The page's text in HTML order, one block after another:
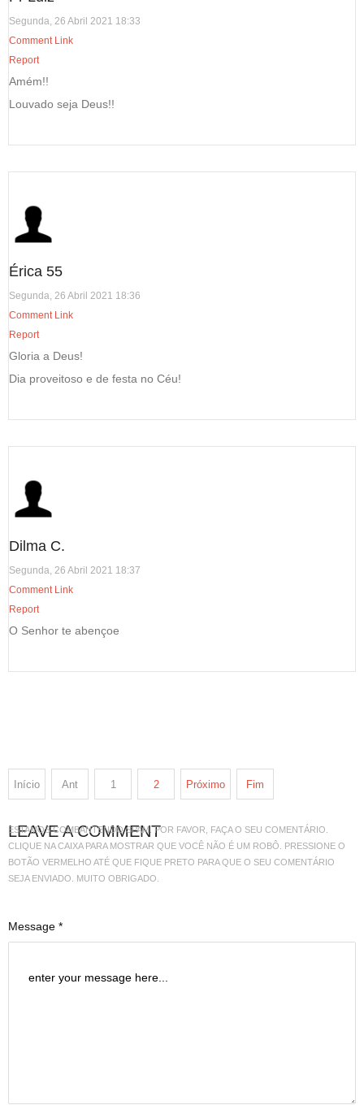
Segunda, 26 Abril 2021 18:33
Comment Link
Report
Amém!!
Louvado seja Deus!!
Érica 55
Segunda, 26 Abril 2021 18:36
Comment Link
Report
Gloria a Deus!
Dia proveitoso e de festa no Céu!
Dilma C.
Segunda, 26 Abril 2021 18:37
Comment Link
Report
O Senhor te abençoe
Início Ant 1 2 Próximo Fim
LEAVE A COMMENT
ESTAMOS COMBANTENDO SPAM. POR FAVOR, FAÇA O SEU COMENTÁRIO.
CLIQUE NA CAIXA PARA MOSTRAR QUE VOCÊ NÃO É UM ROBÔ. PRESSIONE O
BOTÃO VERMELHO ATÉ QUE FIQUE PRETO PARA QUE O SEU COMENTÁRIO
SEJA ENVIADO. MUITO OBRIGADO.
Message *